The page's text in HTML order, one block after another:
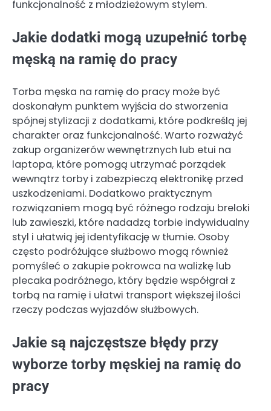
funkcjonalność z młodzieżowym stylem.
Jakie dodatki mogą uzupełnić torbę
męską na ramię do pracy
Torba męska na ramię do pracy może być
doskonałym punktem wyjścia do stworzenia
spójnej stylizacji z dodatkami, które podkreślą jej
charakter oraz funkcjonalność. Warto rozważyć
zakup organizerów wewnętrznych lub etui na
laptopa, które pomogą utrzymać porządek
wewnątrz torby i zabezpieczą elektronikę przed
uszkodzeniami. Dodatkowo praktycznym
rozwiązaniem mogą być różnego rodzaju breloki
lub zawieszki, które nadadzą torbie indywidualny
styl i ułatwią jej identyfikację w tłumie. Osoby
często podróżujące służbowo mogą również
pomyśleć o zakupie pokrowca na walizkę lub
plecaka podróżnego, który będzie współgrał z
torbą na ramię i ułatwi transport większej ilości
rzeczy podczas wyjazdów służbowych.
Jakie są najczęstsze błędy przy
wyborze torby męskiej na ramię do
pracy